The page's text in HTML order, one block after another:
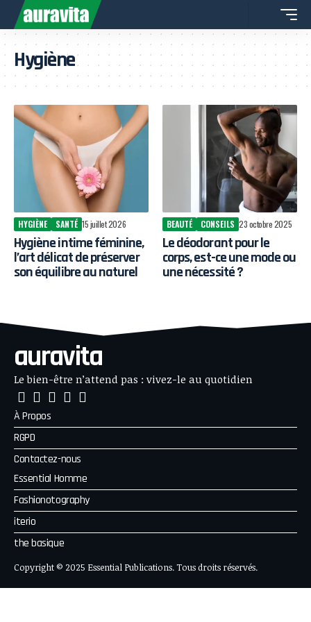
Hygiène
HYGIÈNE SANTÉ 15 juillet 2026
Hygiène intime féminine,
l’art délicat de préserver
son équilibre au naturel
BEAUTÉ CONSEILS 23 octobre 2025
Le déodorant pour le
corps, est-ce une mode ou
une nécessité ?
auravita
Le bien-être n’attend pas : vivez-le au quotidien
À Propos
RGPD
Contactez-nous
Essential Homme
Fashionotography
iterio
the basique
Copyright © 2025 Essential Publications. Tous droits réservés.